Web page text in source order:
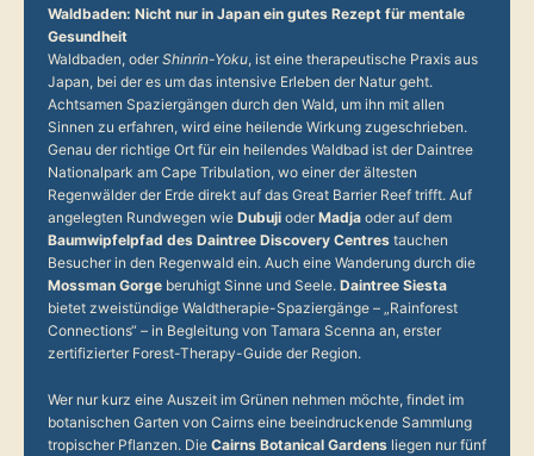
Waldbaden: Nicht nur in Japan ein gutes Rezept für mentale
Gesundheit
Waldbaden, oderShinrin-Yoku, ist eine therapeutische Praxis aus
Japan, bei der es um das intensive Erleben der Natur geht.
Achtsamen Spaziergängen durch den Wald, um ihn mit allen
Sinnen zu erfahren, wird eine heilende Wirkung zugeschrieben.
Genau der richtige Ort für ein heilendes Waldbad ist der Daintree
Nationalpark am Cape Tribulation, wo einer der ältesten
Regenwälder der Erde direkt auf das Great Barrier Reef trifft. Auf
angelegten Rundwegen wie Dubuji oderMadja oder auf dem
Baumwipfelpfad des Daintree Discovery Centres tauchen
Besucher in den Regenwald ein. Auch eine Wanderung durch die
Mossman Gorge beruhigt Sinne und Seele. Daintree Siesta
bietet zweistündige Waldtherapie-Spaziergänge – „Rainforest
Connections“ – in Begleitung von Tamara Scenna an, erster
zertifizierter Forest-Therapy-Guide der Region.
Wer nur kurz eine Auszeit im Grünen nehmen möchte, findet im
botanischen Garten von Cairns eine beeindruckende Sammlung
tropischer Pflanzen. Die Cairns Botanical Gardens liegen nur fünf